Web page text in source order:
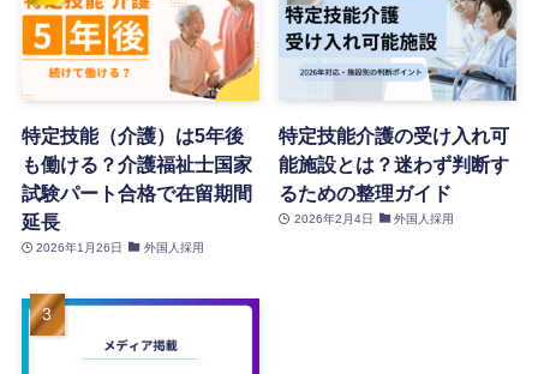
特定技能（介護）は5年後
も働ける？介護福祉士国家
試験パート合格で在留期間
延長
2026年1月26日 外国人採用
特定技能介護の受け入れ可
能施設とは？迷わず判断す
るための整理ガイド
2026年2月4日 外国人採用